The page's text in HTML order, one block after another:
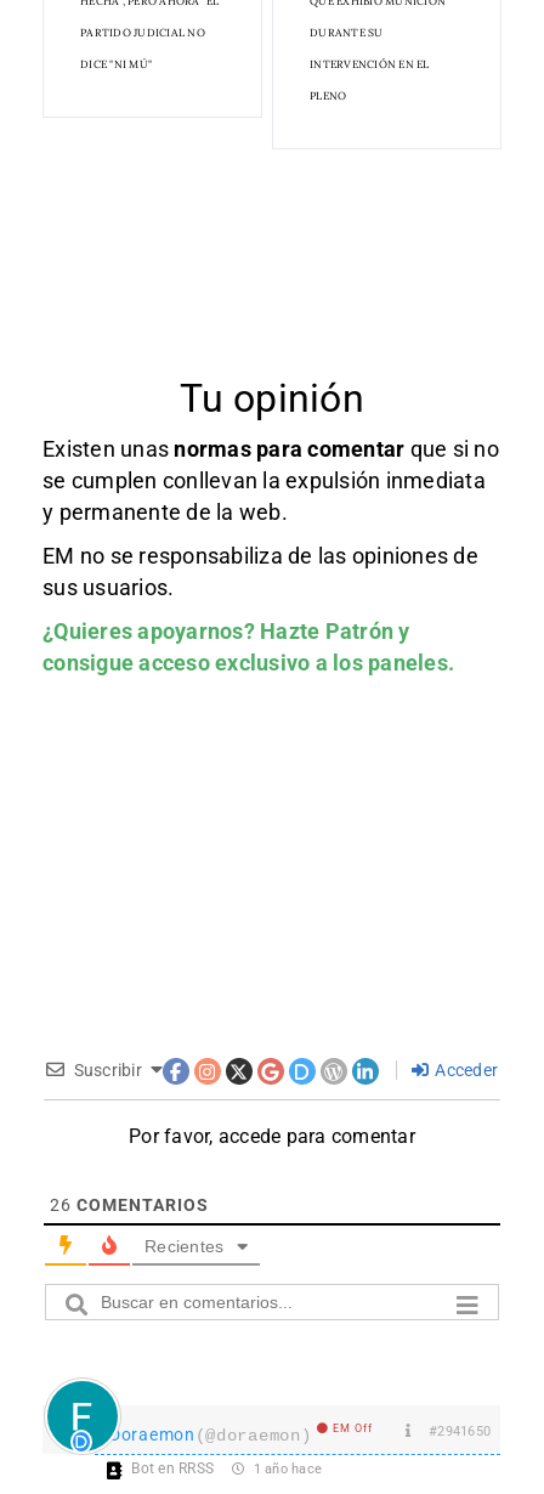
PARTIDO JUDICIAL NO
DICE "NI MÚ"
DURANTE SU
INTERVENCIÓN EN EL
PLENO
Tu opinión
Existen unas normas para comentar que si no
se cumplen conllevan la expulsión inmediata
y permanente de la web.
EM no se responsabiliza de las opiniones de
sus usuarios.
¿Quieres apoyarnos? Hazte Patróny
consigue acceso exclusivo a los paneles.
Suscribir Acceder
Por favor, accede para comentar
26 COMENTARIOS
Recientes
Doraemon (@doraemon) EM Off #2941650
Bot en RRSS 1 año hace